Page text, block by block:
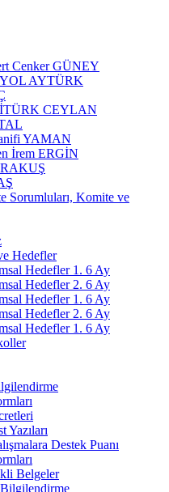
Cenker GÜNEY
AYTÜRK
CEYLAN
YAMAN
İrem ERGİN
Sorumluları, Komite ve
Hedefler
Hedefler 1. 6 Ay
Hedefler 2. 6 Ay
Hedefler 1. 6 Ay
Hedefler 2. 6 Ay
Hedefler 1. 6 Ay
Yazıları
Destek Puanı
Belgeler